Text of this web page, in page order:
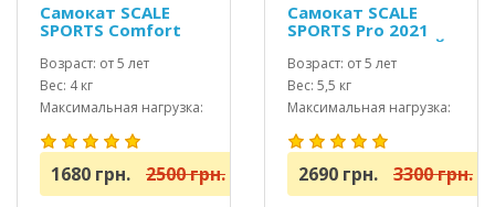
Самокат SCALE
SPORTS Comfort
USA
Возраст: от 5 лет
Вес: 4 кг
Максимальная нагрузка:
до 100 кг
1680 грн. 2500 грн.
Самокат SCALE
SPORTS Pro 2021
(ss-04) USA БЕЛЫЙ
Возраст: от 5 лет
Вес: 5,5 кг
Максимальная нагрузка:
до 100 кг
2690 грн. 3300 грн.